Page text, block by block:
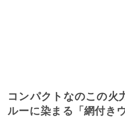
コンパクトなのこの火
ルーに染まる「網付き